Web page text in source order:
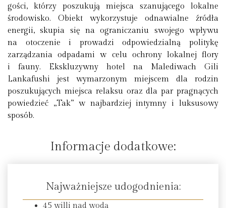
gości, którzy poszukują miejsca szanującego lokalne
środowisko. Obiekt wykorzystuje odnawialne źródła
energii, skupia się na ograniczaniu swojego wpływu
na otoczenie i prowadzi odpowiedzialną politykę
zarządzania odpadami w celu ochrony lokalnej flory
i fauny. Ekskluzywny hotel na Malediwach Gili
Lankafushi jest wymarzonym miejscem dla rodzin
poszukujących miejsca relaksu oraz dla par pragnących
powiedzieć „Tak” w najbardziej intymny i luksusowy
sposób.
Informacje dodatkowe:
Najważniejsze udogodnienia:
45 willi nad wodą